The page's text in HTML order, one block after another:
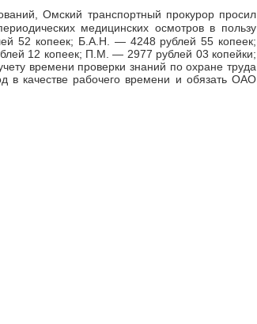
Омский транспортный прокурор просил
медицинских осмотров в пользу
52 копеек; Б.А.Н. —4248 рублей 55 копеек;
12 копеек; П.М.— 2977 рублей 03 копейки;
времени проверки знаний по охране труда
качестве рабочего времени и обязать ОАО